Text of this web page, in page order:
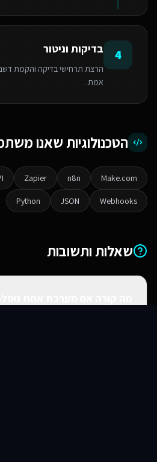
4 בדיקות וניטור
הרצת תרחישי בדיקה והקמת
אמת.
הטכנולוגיות שאנו
Make.com
n8n
Zapier
Webhooks
JSON
Python
שאלות ותשובות